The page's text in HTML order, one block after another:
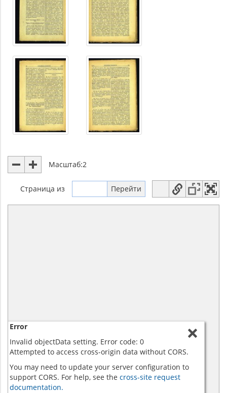
Масштаб:2
Страница из
Error
Invalid objectData setting. Error code: 0
Attempted to access cross-origin data without CORS.
You may need to update your server configuration to
support CORS. For help, see the cross-site request
documentation.